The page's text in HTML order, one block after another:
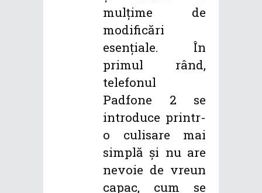
mulțime de
modificări
esențiale. În
primul rând,
telefonul
Padfone 2 se
introduce printr-
o culisare mai
simplă și nu are
nevoie de vreun
capac, cum se